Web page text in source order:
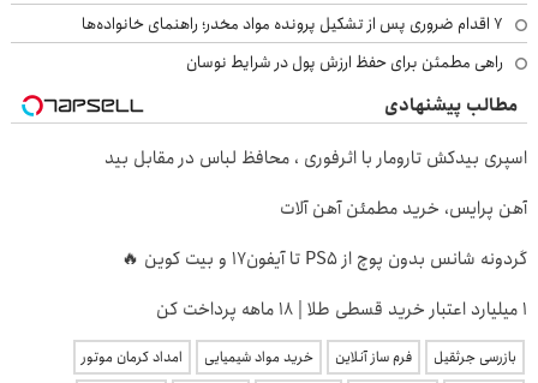
۷ اقدام ضروری پس از تشکیل پرونده مواد مخدر؛ راهنمای خانواده‌ها
راهی مطمئن برای حفظ ارزش پول در شرایط نوسان
مطالب پیشنهادی
اسپری بیدکش تارومار با اثرفوری ، محافظ لباس در مقابل بید
آهن پرایس، خرید مطمئن آهن آلات
گردونه شانس بدون پوچ از PS5 تا آیفون17 و بیت کوین 🔥
۱ میلیارد اعتبار خرید قسطی طلا | ۱۸ ماهه پرداخت کن
بازرسی جرثقیل فرم ساز آنلاین خرید مواد شیمیایی
امداد کرمان موتور